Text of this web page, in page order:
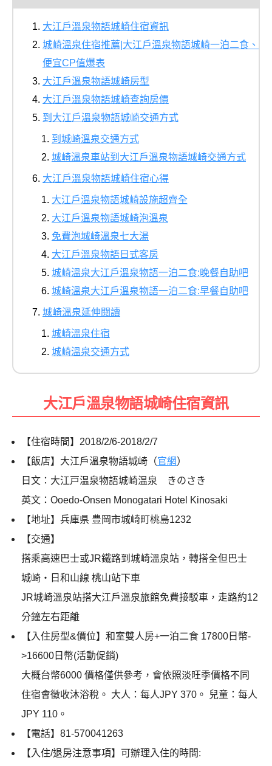
大江戶溫泉物語城崎住宿資訊
城崎溫泉住宿推薦|大江戶溫泉物語城崎一泊二食、
便宜CP值爆表
大江戶溫泉物語城崎房型
大江戶溫泉物語城崎查詢房價
到大江戶溫泉物語城崎交通方式
到城崎溫泉交通方式
城崎溫泉車站到大江戶溫泉物語城崎交通方式
大江戶溫泉物語城崎住宿心得
大江戶溫泉物語城崎設施超齊全
大江戶溫泉物語城崎泡溫泉
免費泡城崎溫泉七大湯
大江戶溫泉物語日式客房
城崎溫泉大江戶溫泉物語一泊二食:晚餐自助吧
城崎溫泉大江戶溫泉物語一泊二食:早餐自助吧
城崎溫泉延伸閱讀
城崎溫泉住宿
城崎溫泉交通方式
大江戶溫泉物語城崎住宿資訊
【住宿時間】2018/2/6-2018/2/7
【飯店】大江戶溫泉物語城崎（官網）
日文：大江戸温泉物語城崎温泉 きのさき
英文：Ooedo-Onsen Monogatari Hotel Kinosaki
【地址】兵庫県 豊岡市城崎町桃島1232
【交通】
搭乘高速巴士或JR鐵路到城崎溫泉站，轉搭全但巴士
城崎・日和山線 桃山站下車
JR城崎溫泉站搭大江戶溫泉旅館免費接駁車，走路約12
分鐘左右距離
【入住房型&價位】和室雙人房+一泊二食 17800日幣-
>16600日幣(活動促銷)
大概台幣6000 價格僅供參考，會依照淡旺季價格不同
住宿會徵收沐浴稅。 大人：每人JPY 370。 兒童：每人
JPY 110。
【電話】81-570041263
【入住/退房注意事項】可辦理入住的時間: